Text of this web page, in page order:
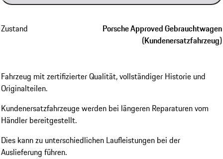
Zustand
Porsche Approved Gebrauchtwagen
(Kundenersatzfahrzeug)
Fahrzeug mit zertifizierter Qualität, vollständiger Historie und
Originalteilen.
Kundenersatzfahrzeuge werden bei längeren Reparaturen vom
Händler bereitgestellt.
Dies kann zu unterschiedlichen Laufleistungen bei der
Auslieferung führen.